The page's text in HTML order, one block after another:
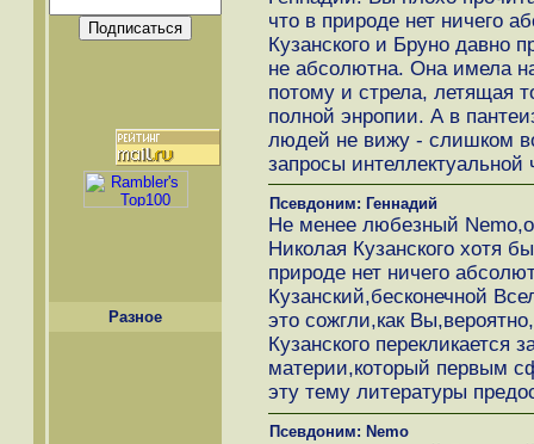
Разное
что в природе нет ничего
Кузанского и Бруно давно
не абсолютна. Она имела
потому и стрела, летящая
полной энропии. А в
людей не вижу - слишком
запросы интеллектуальной
Псевдоним: Геннадий
Не менее любезный
Николая Кузанского хотя
природе нет ничего
Кузанский,бесконечной
это сожгли,как
Кузанского перекликается
материи,который первым
эту тему литературы
Псевдоним: Nemo